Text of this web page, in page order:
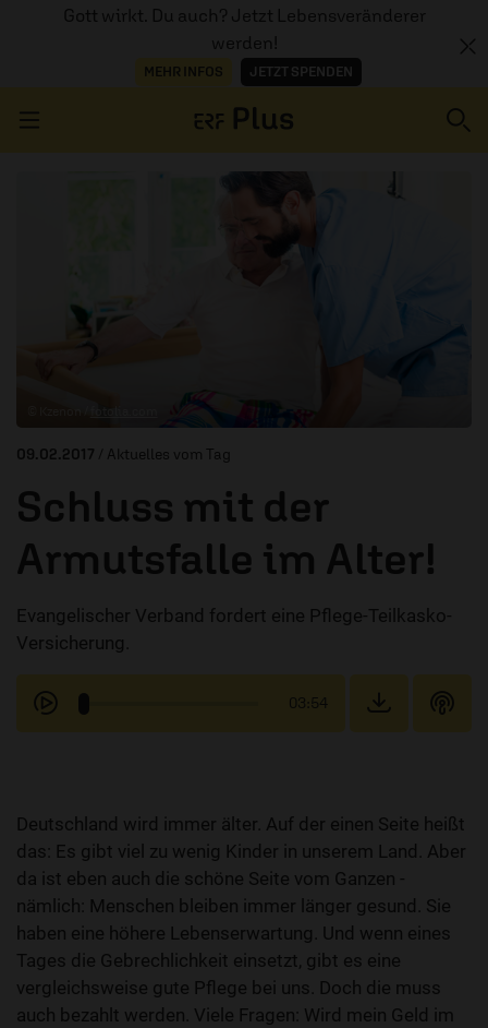
Gott wirkt. Du auch? Jetzt Lebensveränderer
werden!
MEHR INFOS JETZT SPENDEN
AUDIOTHEK
PROGRAMM
09.02.2017 / Aktuelles vom Tag
Schluss mit der
Armutsfalle im Alter!
Evangelischer Verband fordert eine Pflege-Teilkasko-
Versicherung.
03:54
Deutschland wird immer älter. Auf der einen Seite heißt
das: Es gibt viel zu wenig Kinder in unserem Land. Aber
da ist eben auch die schöne Seite vom Ganzen -
nämlich: Menschen bleiben immer länger gesund. Sie
haben eine höhere Lebenserwartung. Und wenn eines
Tages die Gebrechlichkeit einsetzt, gibt es eine
vergleichsweise gute Pflege bei uns. Doch die muss
auch bezahlt werden. Viele Fragen: Wird mein Geld im